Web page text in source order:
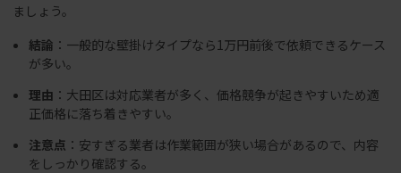
ましょう。
結論 ：一般的な壁掛けタイプなら1万円前後で依頼できるケース
が多い。
理由 ：大田区は対応業者が多く、価格競争が起きやすいため適
正価格に落ち着きやすい。
注意点 ：安すぎる業者は作業範囲が狭い場合があるので、内容
をしっかり確認する。